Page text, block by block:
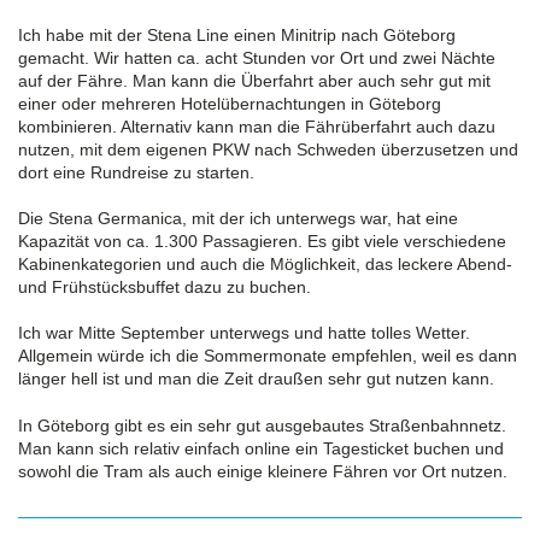
Ich habe mit der Stena Line einen Minitrip nach Göteborg
gemacht. Wir hatten ca. acht Stunden vor Ort und zwei Nächte
auf der Fähre. Man kann die Überfahrt aber auch sehr gut mit
einer oder mehreren Hotelübernachtungen in Göteborg
kombinieren. Alternativ kann man die Fährüberfahrt auch dazu
nutzen, mit dem eigenen PKW nach Schweden überzusetzen und
dort eine Rundreise zu starten.
Die Stena Germanica, mit der ich unterwegs war, hat eine
Kapazität von ca. 1.300 Passagieren. Es gibt viele verschiedene
Kabinenkategorien und auch die Möglichkeit, das leckere Abend-
und Frühstücksbuffet dazu zu buchen.
Ich war Mitte September unterwegs und hatte tolles Wetter.
Allgemein würde ich die Sommermonate empfehlen, weil es dann
länger hell ist und man die Zeit draußen sehr gut nutzen kann.
In Göteborg gibt es ein sehr gut ausgebautes Straßenbahnnetz.
Man kann sich relativ einfach online ein Tagesticket buchen und
sowohl die Tram als auch einige kleinere Fähren vor Ort nutzen.